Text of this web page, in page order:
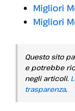
Migliori
Migliori
Questo sito
e potrebbe
negli articoli.
trasparenza.